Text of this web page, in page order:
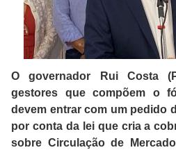
O governador Rui Costa
gestores que compõem o
devem entrar com um pedido
por conta da lei que cria a
sobre Circulação de